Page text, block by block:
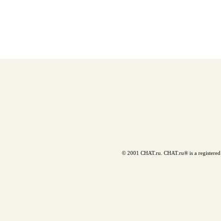
© 2001 CHAT.ru. CHAT.ru® is a